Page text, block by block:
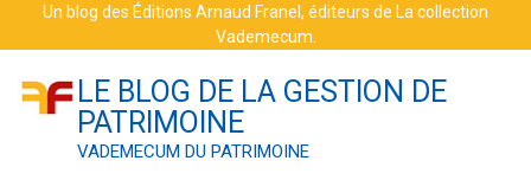
Un blog des Éditions Arnaud Franel , éditeurs de La collection
Vademecum
LE BLOG DE LA GESTION DE
PATRIMOINE
VADEMECUM DU PATRIMOINE